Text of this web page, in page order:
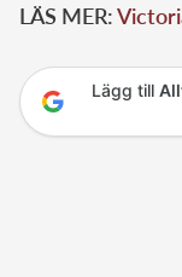
LÄS MER:
Lägg till